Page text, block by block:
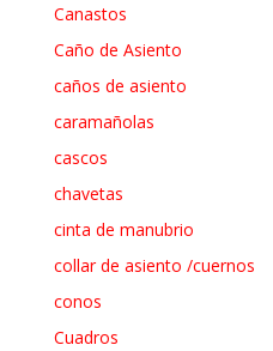
Canastos
Caño de Asiento
caños de asiento
caramañolas
cascos
chavetas
cinta de manubrio
collar de asiento /cuernos
conos
Cuadros